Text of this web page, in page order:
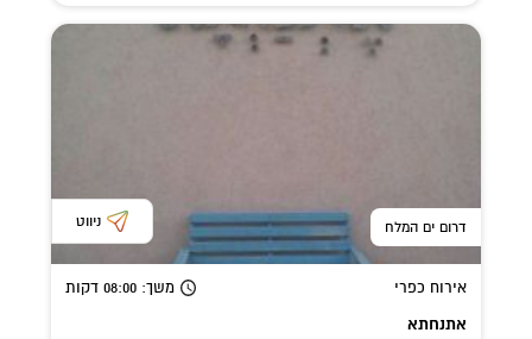
דרום ים המלח ניווט
אירוח כפרי משך: 08:00 דקות
אתנחתא